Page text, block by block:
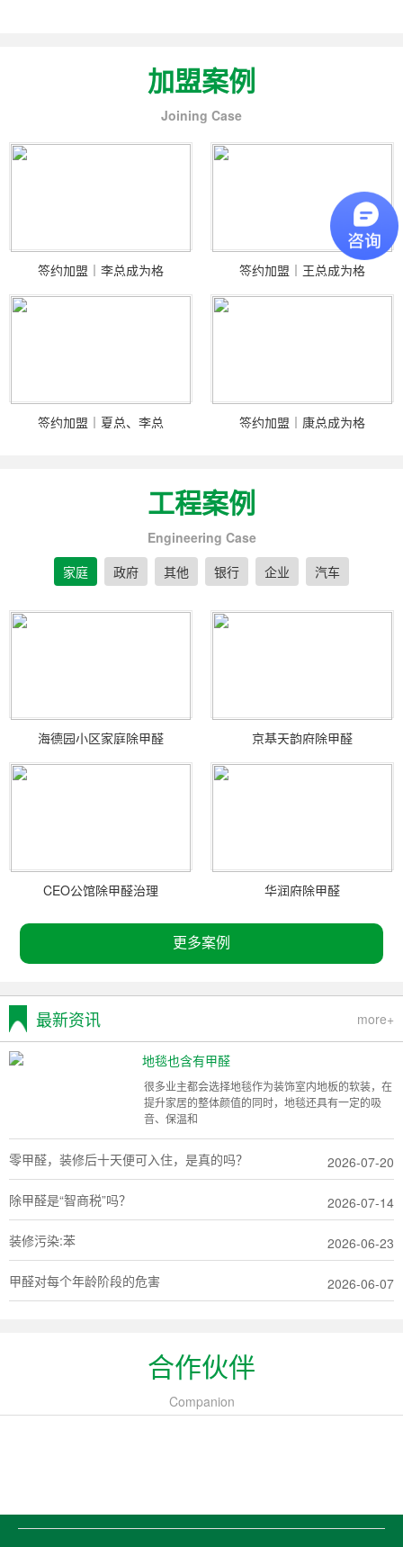
加盟案例
Joining Case
签约加盟｜李总成为格 签约加盟｜王总成为格
签约加盟｜夏总、李总 签约加盟｜康总成为格
工程案例
Engineering Case
家庭
政府 其他 银行 企业 汽车
海德园小区家庭除甲醛 京基天韵府除甲醛
CEO公馆除甲醛治理 华润府除甲醛
更多案例
最新资讯 more+
地毯也含有甲醛
很多业主都会选择地毯作为装饰室内地板的软装，在
提升家居的整体颜值的同时，地毯还具有一定的吸
音、保温和
零甲醛，装修后十天便可入住，是真的吗？ 2026-07-20
除甲醛是“智商税”吗？ 2026-07-14
装修污染:苯 2026-06-23
甲醛对每个年龄阶段的危害 2026-06-07
合作伙伴
Companion